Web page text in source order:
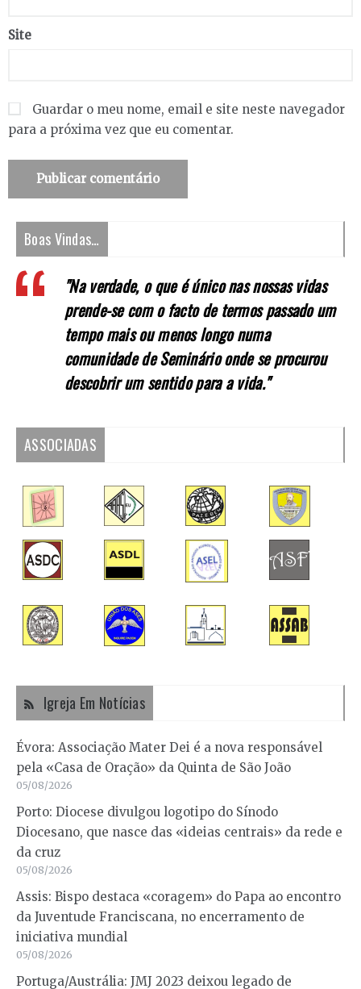
Site
Guardar o meu nome, email e site neste navegador
para a próxima vez que eu comentar.
Boas Vindas…
"Na verdade, o que é único nas nossas vidas
prende-se com o facto de termos passado um
tempo mais ou menos longo numa
comunidade de Seminário onde se procurou
descobrir um sentido para a vida."
ASSOCIADAS
Igreja Em Notícias
Évora: Associação Mater Dei é a nova responsável
pela «Casa de Oração» da Quinta de São João
05/08/2026
Porto: Diocese divulgou logotipo do Sínodo
Diocesano, que nasce das «ideias centrais» da rede e
da cruz
05/08/2026
Assis: Bispo destaca «coragem» do Papa ao encontro
da Juventude Franciscana, no encerramento de
iniciativa mundial
05/08/2026
Portuga/Austrália: JMJ 2023 deixou legado de